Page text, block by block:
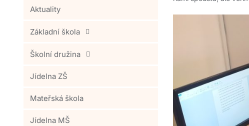
Aktuality
Základní škola
Školní družina
Jídelna ZŠ
Mateřská škola
Jídelna MŠ